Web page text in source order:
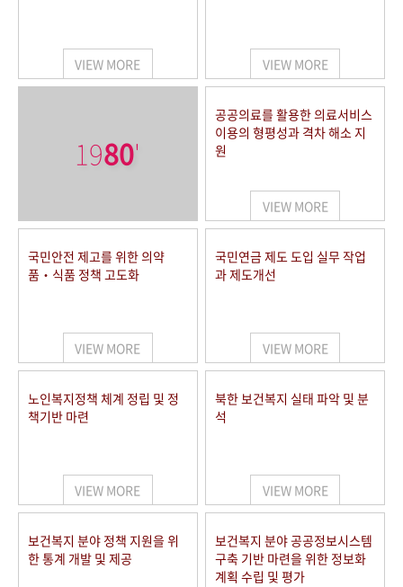
VIEW MORE VIEW MORE
1980'
공공의료를 활용한 의료서비스
이용의 형평성과 격차 해소 지
원
VIEW MORE
국민안전 제고를 위한 의약
품‧식품 정책 고도화
VIEW MORE
국민연금 제도 도입 실무 작업
과 제도개선
VIEW MORE
노인복지정책 체계 정립 및 정
책기반 마련
VIEW MORE
북한 보건복지 실태 파악 및 분
석
VIEW MORE
보건복지 분야 정책 지원을 위
한 통계 개발 및 제공
보건복지 분야 공공정보시스템
구축 기반 마련을 위한 정보화
계획 수립 및 평가